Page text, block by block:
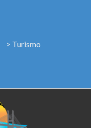
> Turismo